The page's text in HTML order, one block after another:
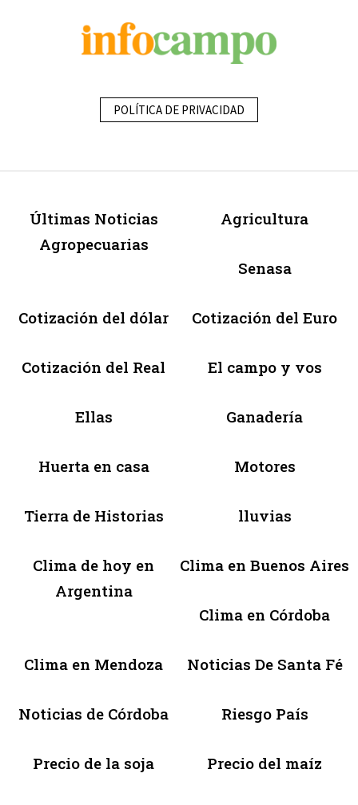
POLÍTICA DE PRIVACIDAD
Últimas Noticias
Agropecuarias
Agricultura
Senasa
Cotización del dólar Cotización del Euro
Cotización del Real El campo y vos
Ellas Ganadería
Huerta en casa Motores
Tierra de Historias lluvias
Clima de hoy en
Argentina
Clima en Buenos Aires
Clima en Córdoba
Clima en Mendoza Noticias De Santa Fé
Noticias de Córdoba Riesgo País
Precio de la soja Precio del maíz